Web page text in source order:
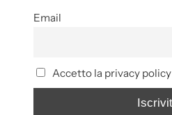
Email
Accetto la privacy policy